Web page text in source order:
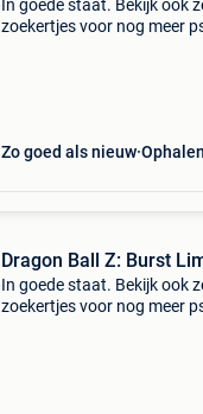
In goede staat. Bekijk ook
zoekertjes voor nog meer
Zo goed als nieuw
Dragon Ball Z: Burst
In goede staat. Bekijk ook
zoekertjes voor nog meer